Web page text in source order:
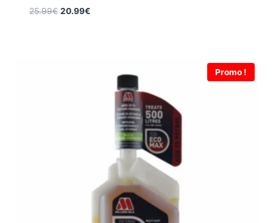
25.99€ Le
20.99€Le
Promo !